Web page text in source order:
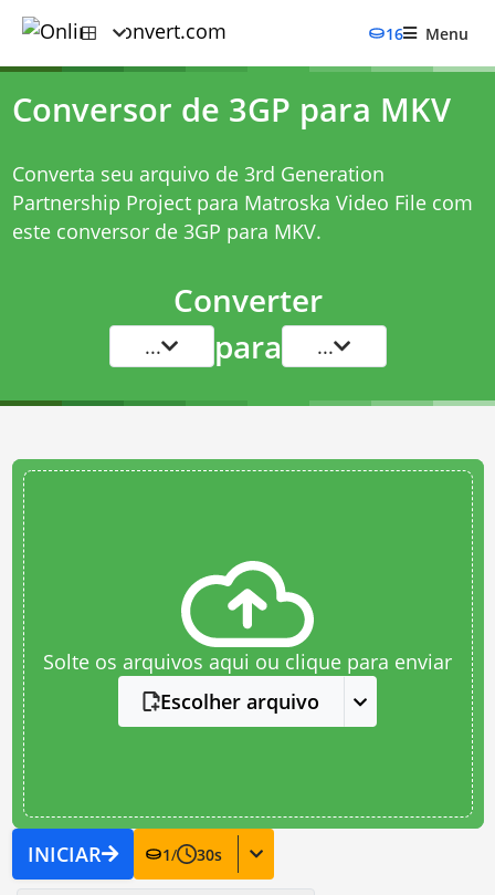
16 Menu
Conversor de 3GP para MKV
Converta seu arquivo de 3rd Generation
Partnership Project para Matroska Video File com
este conversor de 3GP para MKV.
Converter
... para ...
Solte os arquivos aqui ou clique para enviar
Escolher arquivo
INICIAR 1/ 30s